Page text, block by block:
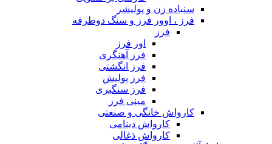
سنباده زن و پولیشر
فرز ، اوور فرز و سنگ دوطرفه
فرز
اور فرز
فرز آهنگری
فرز انگشتی
فرز پولیش
فرز سنگبری
مینی فرز
کارواش خانگی و صنعتی
کارواش دینامی
کارواش ذغالی